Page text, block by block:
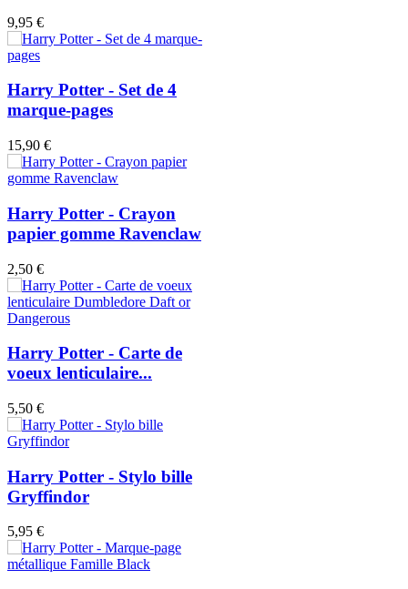
9,95 €
Harry Potter - Set de 4
marque-pages
15,90 €
Harry Potter - Crayon
papier gomme Ravenclaw
2,50 €
Harry Potter - Carte de
voeux lenticulaire...
5,50 €
Harry Potter - Stylo bille
Gryffindor
5,95 €